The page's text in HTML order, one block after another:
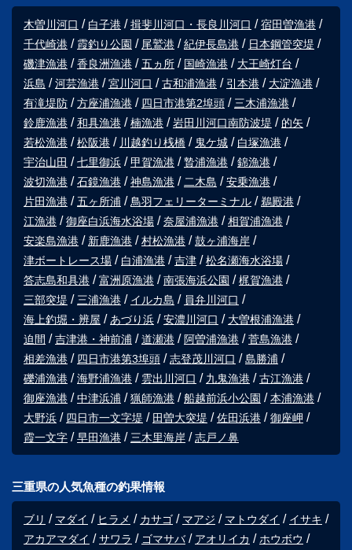
木曽川河口 白子港 揖斐川河口・長良川河口
宿田曽漁港
千代崎港
霞釣り公園 尾鷲港 紀伊長島港
日本鋼管突堤
磯津漁港
香良洲漁港 五ヵ所 国崎漁港
大王崎灯台
浜島
河芸漁港 宮川河口 古和浦漁港 引本港
大淀漁港
有滝堤防
方座浦漁港 四日市港第2埠頭
三木浦漁港
鈴鹿漁港
和具漁港 楠漁港 岩田川河口南防波堤
的矢
若松漁港
松阪港 川越釣り桟橋 鬼ケ城
白塚漁港
宇治山田
七里御浜 甲賀漁港 贄浦漁港
錦漁港
波切漁港
石鏡漁港 神島漁港 二木島
安乗漁港
片田漁港
五ヶ所浦 鳥羽フェリーターミナル
鵜殿港
江漁港
御座白浜海水浴場 奈屋浦漁港
相賀浦漁港
安楽島漁港
新鹿漁港 村松漁港
鼓ヶ浦海岸
津ボートレース場
白浦漁港 吉津
松名瀬海水浴場
答志島和具港
富洲原漁港 南張海浜公園
梶賀漁港
三部突堤
三浦漁港 イルカ島
員弁川河口
海上釣堀・辨屋
あづり浜 安濃川河口
大曽根浦漁港
迫間
吉津港・神前浦 道瀬港 阿曽浦漁港
菅島漁港
相差漁港
四日市港第3埠頭 志登茂川河口
島勝浦
礫浦漁港
海野浦漁港 雲出川河口 九鬼漁港
古江漁港
御座漁港
中津浜浦 猟師漁港 船越前浜小公園
本浦漁港
大野浜
四日市一文字堤 田曽大突堤 佐田浜港
御座岬
霞一文字
早田漁港 三木里海岸 志戸ノ鼻
三重県の人気魚種の釣果情報
ブリ マダイ ヒラメ カサゴ マアジ マトウダイ
イサキ
アカアマダイ
サワラ ゴマサバ アオリイカ ホウボウ